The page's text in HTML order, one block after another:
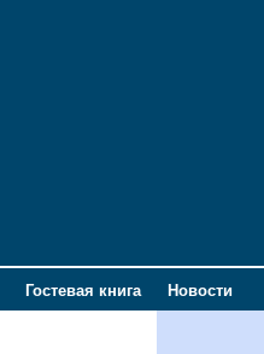
Гостевая книга Новости